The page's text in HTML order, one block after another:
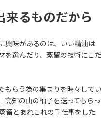
来るものだから
興味があるのは、いい精油は
を選んだり、蒸留の技術にこだ
もらう為の集まりを時々してい
高知の山の柚子を送ってもらっ
留とあれこれの手仕事をした